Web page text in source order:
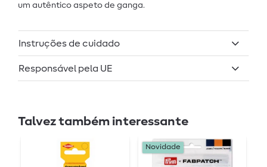
um autêntico aspeto de ganga.
Instruções de cuidado
Responsável pela UE
Talvez também interessante
Novidade